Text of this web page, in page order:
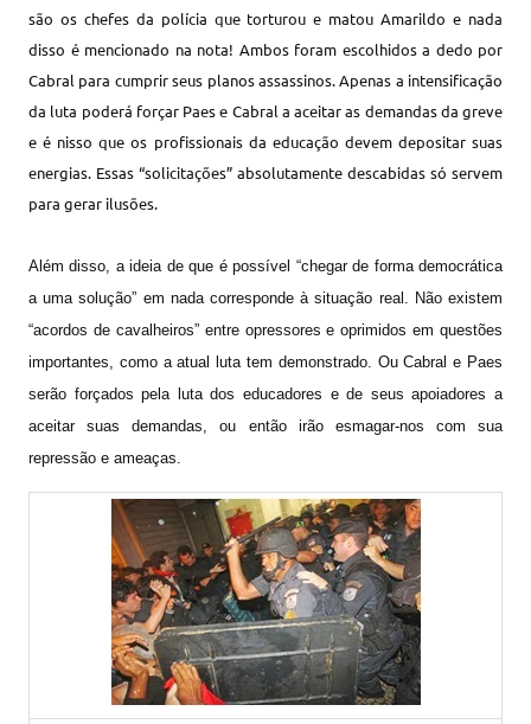
são os chefes da polícia que torturou e matou Amarildo e nada
disso é mencionado na nota! Ambos foram escolhidos a dedo por
Cabral para cumprir seus planos assassinos. Apenas a intensificação
da luta poderá forçar Paes e Cabral a aceitar as demandas da greve
e é nisso que os profissionais da educação devem depositar suas
energias. Essas “solicitações” absolutamente descabidas só servem
para gerar ilusões.
Além disso, a ideia de que é possível “chegar de forma democrática
a uma solução” em nada corresponde à situação real. Não existem
“acordos de cavalheiros” entre opressores e oprimidos em questões
importantes, como a atual luta tem demonstrado. Ou Cabral e Paes
serão forçados pela luta dos educadores e de seus apoiadores a
aceitar suas demandas, ou então irão esmagar-nos com sua
repressão e ameaças.